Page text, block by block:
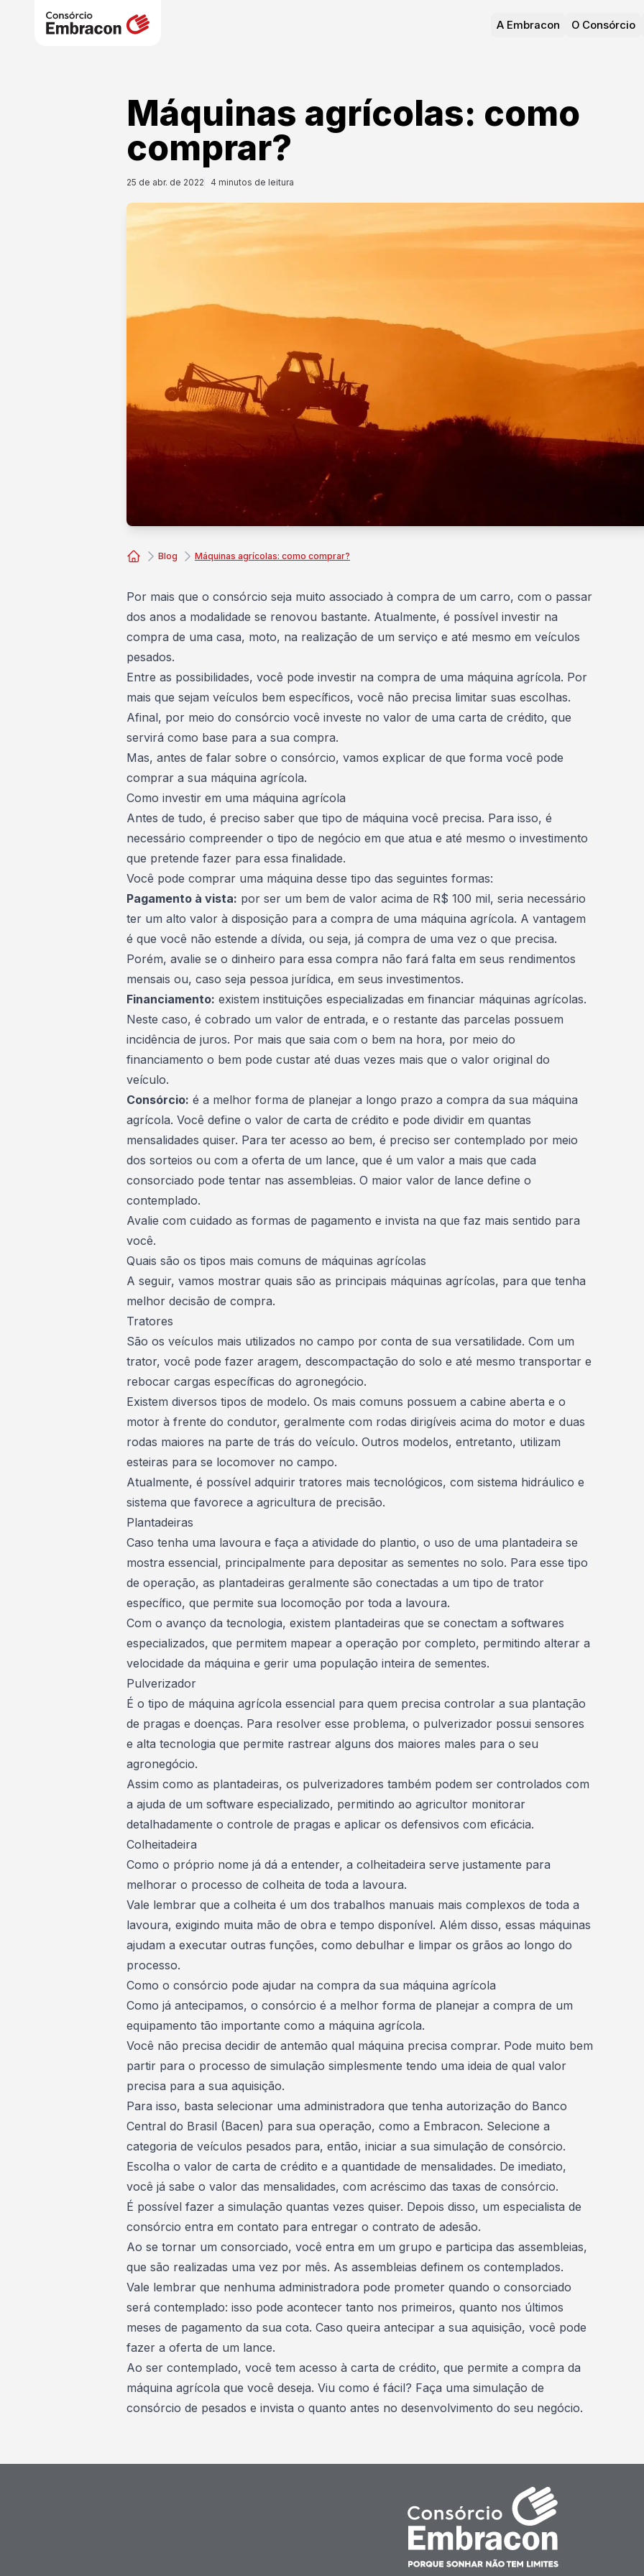
A Embracon O Consórcio
Máquinas agrícolas: como
comprar?
25 de abr. de 2022 4 minutos de leitura
Blog Máquinas agrícolas: como comprar?
Por mais que o consórcio seja muito associado à compra de um carro, com o passar
dos anos a modalidade se renovou bastante. Atualmente, é possível investir na
compra de uma casa, moto, na realização de um serviço e até mesmo em veículos
pesados.
Entre as possibilidades, você pode investir na compra de uma máquina agrícola. Por
mais que sejam veículos bem específicos, você não precisa limitar suas escolhas.
Afinal, por meio do consórcio você investe no valor de uma carta de crédito, que
servirá como base para a sua compra.
Mas, antes de falar sobre o consórcio, vamos explicar de que forma você pode
comprar a sua máquina agrícola.
Como investir em uma máquina agrícola
Antes de tudo, é preciso saber que tipo de máquina você precisa. Para isso, é
necessário compreender o tipo de negócio em que atua e até mesmo o investimento
que pretende fazer para essa finalidade.
Você pode comprar uma máquina desse tipo das seguintes formas:
Pagamento à vista: por ser um bem de valor acima de R$ 100 mil, seria necessário
ter um alto valor à disposição para a compra de uma máquina agrícola. A vantagem
é que você não estende a dívida, ou seja, já compra de uma vez o que precisa.
Porém, avalie se o dinheiro para essa compra não fará falta em seus rendimentos
mensais ou, caso seja pessoa jurídica, em seus investimentos.
Financiamento: existem instituições especializadas em financiar máquinas agrícolas.
Neste caso, é cobrado um valor de entrada, e o restante das parcelas possuem
incidência de juros. Por mais que saia com o bem na hora, por meio do
financiamento o bem pode custar até duas vezes mais que o valor original do
veículo.
Consórcio: é a melhor forma de planejar a longo prazo a compra da sua máquina
agrícola. Você define o valor de carta de crédito e pode dividir em quantas
mensalidades quiser. Para ter acesso ao bem, é preciso ser contemplado por meio
dos sorteios ou com a oferta de um lance, que é um valor a mais que cada
consorciado pode tentar nas assembleias. O maior valor de lance define o
contemplado.
Avalie com cuidado as formas de pagamento e invista na que faz mais sentido para
você.
Quais são os tipos mais comuns de máquinas agrícolas
A seguir, vamos mostrar quais são as principais máquinas agrícolas, para que tenha
melhor decisão de compra.
Tratores
São os veículos mais utilizados no campo por conta de sua versatilidade. Com um
trator, você pode fazer aragem, descompactação do solo e até mesmo transportar e
rebocar cargas específicas do agronegócio.
Existem diversos tipos de modelo. Os mais comuns possuem a cabine aberta e o
motor à frente do condutor, geralmente com rodas dirigíveis acima do motor e duas
rodas maiores na parte de trás do veículo. Outros modelos, entretanto, utilizam
esteiras para se locomover no campo.
Atualmente, é possível adquirir tratores mais tecnológicos, com sistema hidráulico e
sistema que favorece a agricultura de precisão.
Plantadeiras
Caso tenha uma lavoura e faça a atividade do plantio, o uso de uma plantadeira se
mostra essencial, principalmente para depositar as sementes no solo. Para esse tipo
de operação, as plantadeiras geralmente são conectadas a um tipo de trator
específico, que permite sua locomoção por toda a lavoura.
Com o avanço da tecnologia, existem plantadeiras que se conectam a softwares
especializados, que permitem mapear a operação por completo, permitindo alterar a
velocidade da máquina e gerir uma população inteira de sementes.
Pulverizador
É o tipo de máquina agrícola essencial para quem precisa controlar a sua plantação
de pragas e doenças. Para resolver esse problema, o pulverizador possui sensores
e alta tecnologia que permite rastrear alguns dos maiores males para o seu
agronegócio.
Assim como as plantadeiras, os pulverizadores também podem ser controlados com
a ajuda de um software especializado, permitindo ao agricultor monitorar
detalhadamente o controle de pragas e aplicar os defensivos com eficácia.
Colheitadeira
Como o próprio nome já dá a entender, a colheitadeira serve justamente para
melhorar o processo de colheita de toda a lavoura.
Vale lembrar que a colheita é um dos trabalhos manuais mais complexos de toda a
lavoura, exigindo muita mão de obra e tempo disponível. Além disso, essas máquinas
ajudam a executar outras funções, como debulhar e limpar os grãos ao longo do
processo.
Como o consórcio pode ajudar na compra da sua máquina agrícola
Como já antecipamos, o consórcio é a melhor forma de planejar a compra de um
equipamento tão importante como a máquina agrícola.
Você não precisa decidir de antemão qual máquina precisa comprar. Pode muito bem
partir para o processo de simulação simplesmente tendo uma ideia de qual valor
precisa para a sua aquisição.
Para isso, basta selecionar uma administradora que tenha autorização do Banco
Central do Brasil (Bacen) para sua operação, como a Embracon. Selecione a
categoria de veículos pesados para, então, iniciar a sua simulação de consórcio.
Escolha o valor de carta de crédito e a quantidade de mensalidades. De imediato,
você já sabe o valor das mensalidades, com acréscimo das taxas de consórcio.
É possível fazer a simulação quantas vezes quiser. Depois disso, um especialista de
consórcio entra em contato para entregar o contrato de adesão.
Ao se tornar um consorciado, você entra em um grupo e participa das assembleias,
que são realizadas uma vez por mês. As assembleias definem os contemplados.
Vale lembrar que nenhuma administradora pode prometer quando o consorciado
será contemplado: isso pode acontecer tanto nos primeiros, quanto nos últimos
meses de pagamento da sua cota. Caso queira antecipar a sua aquisição, você pode
fazer a oferta de um lance.
Ao ser contemplado, você tem acesso à carta de crédito, que permite a compra da
máquina agrícola que você deseja. Viu como é fácil? Faça uma simulação de
consórcio de pesados e invista o quanto antes no desenvolvimento do seu negócio.